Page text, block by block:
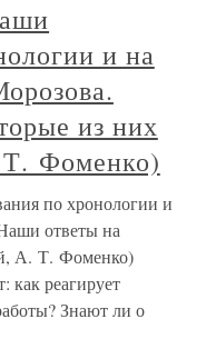
и на
из них
Фоменко)
по хронологии и
ответы на
А. Т. Фоменко)
как реагирует
Знают ли о